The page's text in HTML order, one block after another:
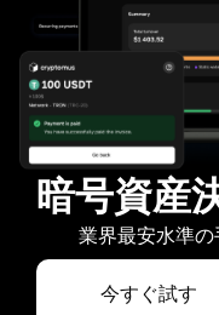
暗号資産
業界最安水準
今すぐ試す